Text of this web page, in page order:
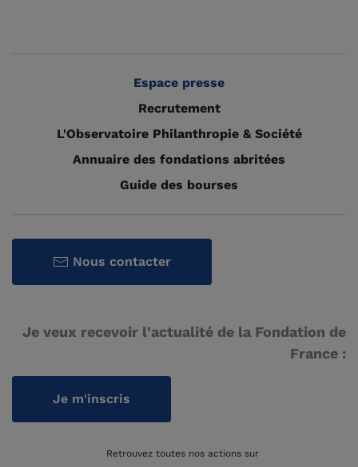
Espace presse
Recrutement
L'Observatoire Philanthropie & Société
Annuaire des fondations abritées
Guide des bourses
Nous contacter
Je veux recevoir l'actualité de la Fondation de
France :
Je m'inscris
Retrouvez toutes nos actions sur